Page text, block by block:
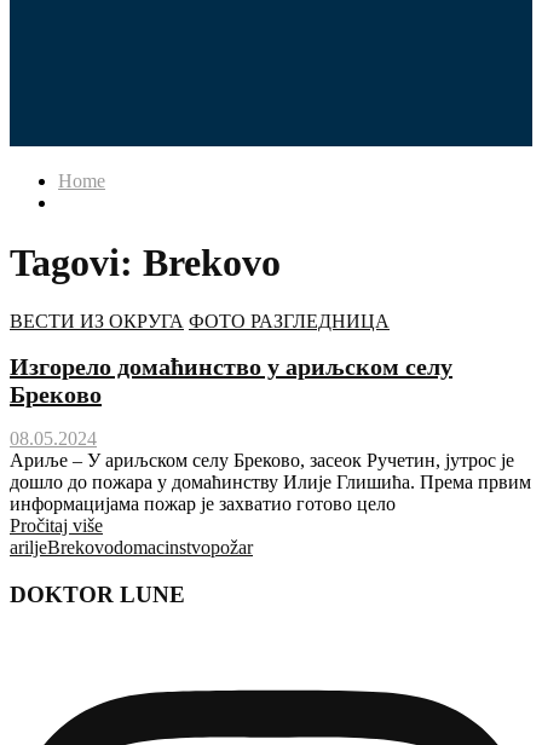
Home
Tagovi: Brekovo
ВЕСТИ ИЗ ОКРУГА ФОТО РАЗГЛЕДНИЦА
Изгорело домаћинство у ариљском селу
Бреково
08.05.2024
Ариље – У ариљском селу Бреково, засеок Ручетин, јутрос је
дошло до пожара у домаћинству Илије Глишића. Према првим
информацијама пожар је захватио готово цело
Pročitaj više
ariljeBrekovodomacinstvopožar
DOKTOR LUNE